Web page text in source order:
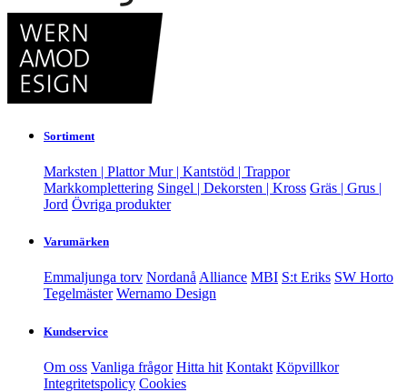
Sortiment
Marksten | PlattorMur | Kantstöd | Trappor
Markkomplettering Singel | Dekorsten | Kross Gräs | Grus |
Jord Övriga produkter
Varumärken
Emmaljunga torv Nordanå Alliance MBI S:t Eriks SW Horto
Tegelmäster Wernamo Design
Kundservice
Om oss Vanliga frågor Hitta hit Kontakt Köpvillkor
Integritetspolicy Cookies